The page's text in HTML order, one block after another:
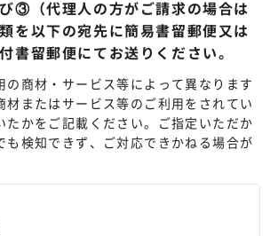
③（代理人の方がご請求の場合は
を以下の宛先に簡易書留郵便又は
書留郵便にてお送りください。
の商材・サービス等によって異なります
材またはサービス等のご利用をされてい
たかをご記載ください。ご指定いただか
も検知できず、ご対応できかねる場合が